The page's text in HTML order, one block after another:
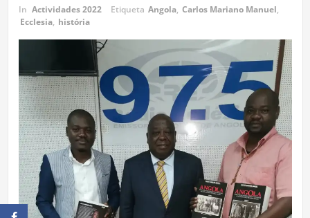
In Actividades 2022 Etiqueta Angola, Carlos Mariano Manuel,
Ecclesia, história